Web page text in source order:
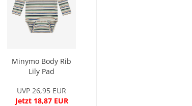
Minymo Body Rib
Lily Pad
UVP 26,95 EUR
Jetzt 18,87 EUR